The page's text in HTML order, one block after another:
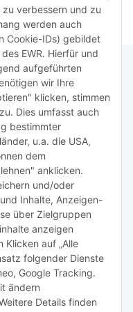
MFC5890CN,
MFC6490CW,
verbessern und zu
werden auch
Cookie-IDs) gebildet
EWR. Hierfür und
aufgeführten
wir Ihre
klicken, stimmen
Dies umfasst auch
bestimmter
u.a. die USA,
dem
anklicken.
und/oder
Inhalte, Anzeigen-
über Zielgruppen
anzeigen
Klicken auf „Alle
folgender Dienste
Google Tracking.
ändern
Details finden